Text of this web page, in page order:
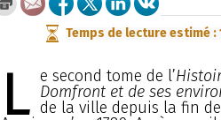
Temps de lecture estimé :
L e second tome de l’
Domfront et de ses
de la ville depuis la fin